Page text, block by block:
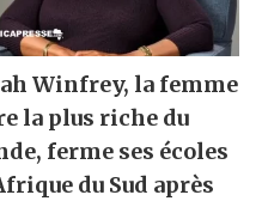
Winfrey, la femme
la plus riche du
ferme ses écoles
du Sud après